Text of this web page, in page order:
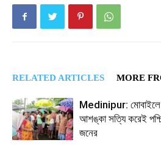
RELATED ARTICLES MORE
Medinipur: মোবাইলে
আশঙ্কা সত্যি করেই
জনের